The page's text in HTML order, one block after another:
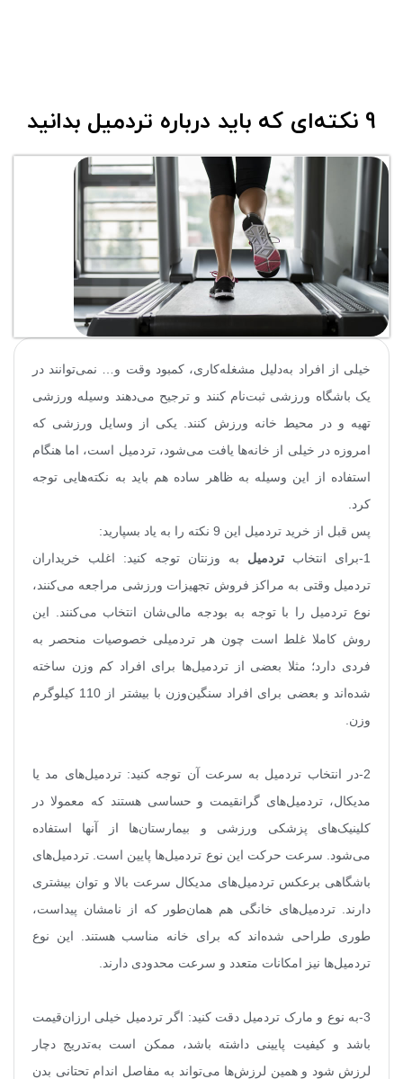
9 نکته‌ای که باید درباره تردمیل بدانید
خیلی از افراد به‌دلیل مشغله‌کاری، کمبود وقت و… نمی‌توانند در
یک باشگاه ورزشی ثبت‌نام کنند و ترجیح می‌دهند وسیله ورزشی
تهیه و در محیط خانه ورزش کنند. یکی از وسایل ورزشی که
امروزه در خیلی از خانه‌ها یافت می‌شود، تردمیل است، اما هنگام
استفاده از این وسیله به ظاهر ساده هم باید به نکته‌هایی توجه
کرد.
پس قبل از خرید تردمیل این 9 نکته را به یاد بسپارید
:
1-برای انتخاب
تردمیل به وزنتان توجه کنید: اغلب خریداران
تردمیل وقتی به مراکز فروش تجهیزات ورزشی مراجعه می‌کنند،
نوع تردمیل را با توجه به بودجه مالی‌شان انتخاب می‌کنند. این
روش کاملا غلط است چون هر تردمیلی خصوصیات منحصر به
فردی دارد؛ مثلا بعضی از تردمیل‌ها برای افراد کم وزن ساخته
شده‌اند و بعضی برای افراد سنگین‌وزن با بیشتر از 110 کیلوگرم
وزن
2-در انتخاب تردمیل به سرعت آن توجه کنید: تردمیل‌های مد یا
مدیکال، تردمیل‌های گرانقیمت و حساسی هستند که معمولا در
کلینیک‌های پزشکی ورزشی و بیمارستان‌ها از آنها استفاده
می‌شود. سرعت حرکت این نوع تردمیل‌ها پایین است. تردمیل‌های
باشگاهی برعکس تردمیل‌های مدیکال سرعت بالا و توان بیشتری
دارند. تردمیل‌های خانگی هم همان‌طور که از نامشان پیداست،
طوری طراحی شده‌اند که برای خانه مناسب هستند. این نوع
تردمیل‌ها نیز امکانات متعدد و سرعت محدودی دارند
3-به نوع و مارک تردمیل دقت کنید: اگر تردمیل خیلی ارزان‌قیمت
باشد و کیفیت پایینی داشته باشد، ممکن است به‌تدریج دچار
لرزش شود و همین لرزش‌ها می‌تواند به مفاصل اندام تحتانی بدن